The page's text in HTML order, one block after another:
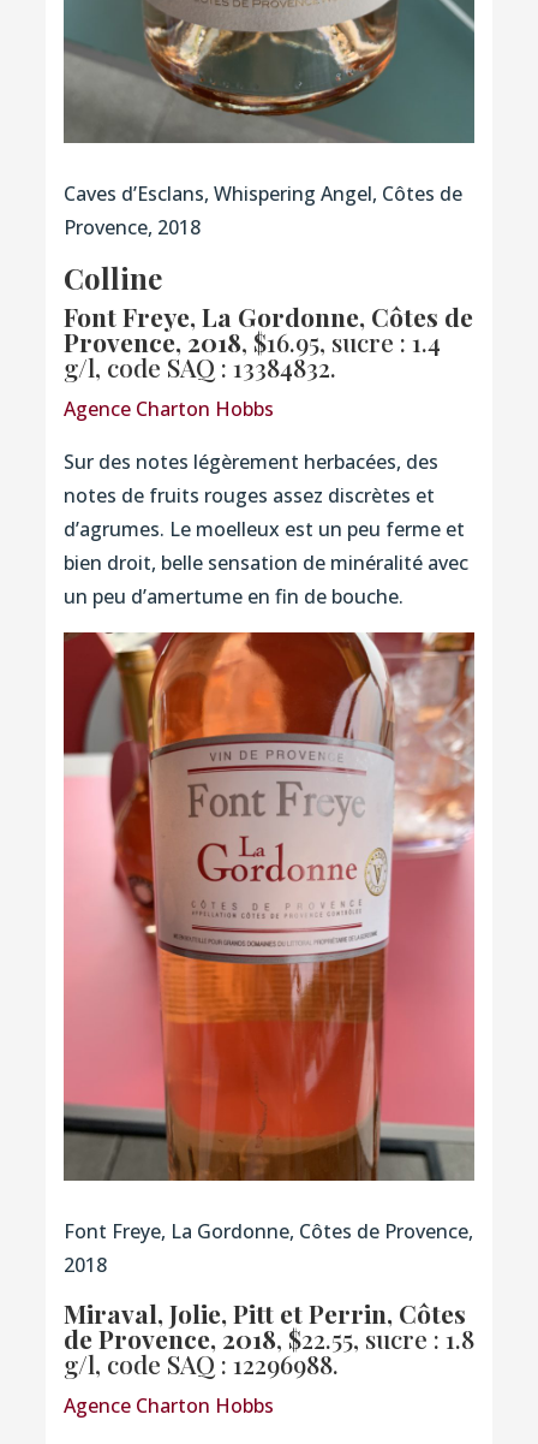
Caves d’Esclans, Whispering Angel, Côtes de
Provence, 2018
Colline
Font Freye, La Gordonne, Côtes de
Provence, 2018, $16.95, sucre : 1.4
g/l, code SAQ : 13384832.
Agence Charton Hobbs
Sur des notes légèrement herbacées, des
notes de fruits rouges assez discrètes et
d’agrumes. Le moelleux est un peu ferme et
bien droit, belle sensation de minéralité avec
un peu d’amertume en fin de bouche.
Font Freye, La Gordonne, Côtes de Provence,
2018
Miraval, Jolie, Pitt et Perrin, Côtes
de Provence, 2018, $22.55, sucre : 1.8
g/l, code SAQ : 12296988.
Agence Charton Hobbs